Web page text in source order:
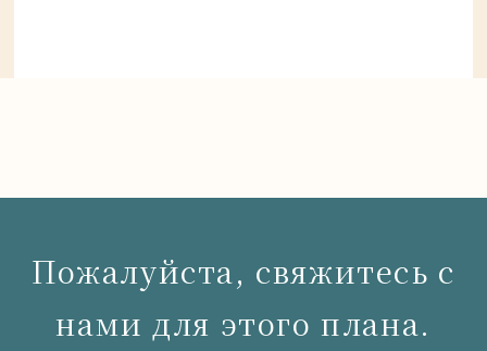
Пожалуйста, свяжитесь с
нами для этого плана.